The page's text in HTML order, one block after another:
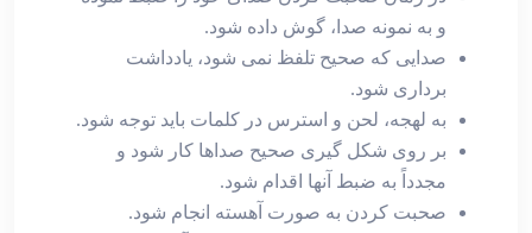
و به نمونه صدا، گوش داده شود.
صدایی که صحیح تلفظ نمی شود، یادداشت
برداری شود.
به لهجه، لحن و استرس در کلمات باید توجه شود.
بر روی شکل گیری صحیح صداها کار شود و
مجدداً به ضبط آنها اقدام شود.
صحبت کردن به صورت آهسته انجام شود.